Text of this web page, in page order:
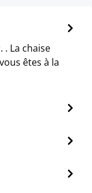
. La chaise
êtes à la